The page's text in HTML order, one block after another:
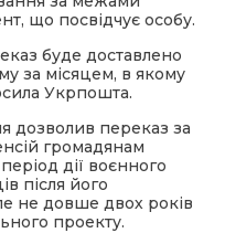
що посвідчує особу.
буде доставлено
за місяцем, в якому
Укрпошта.
дозволив переказ за
громадянам
дії воєнного
після його
не довше двох років
проекту.